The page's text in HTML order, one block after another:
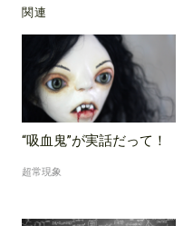
関連
“吸血鬼”が実話だって！
超常現象